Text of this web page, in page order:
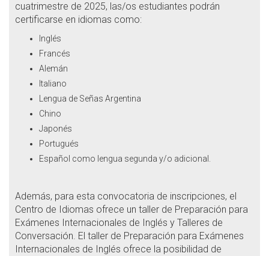
cuatrimestre de 2025, las/os estudiantes podrán
certificarse en idiomas como:
Inglés
Francés
Alemán
Italiano
Lengua de Señas Argentina
Chino
Japonés
Portugués
Español como lengua segunda y/o adicional.
Además, para esta convocatoria de inscripciones, el
Centro de Idiomas ofrece un taller de Preparación para
Exámenes Internacionales de Inglés y Talleres de
Conversación. El taller de Preparación para Exámenes
Internacionales de Inglés ofrece la posibilidad de